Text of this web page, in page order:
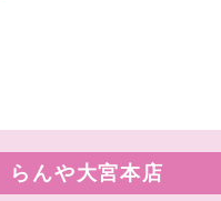
らんや大宮本店